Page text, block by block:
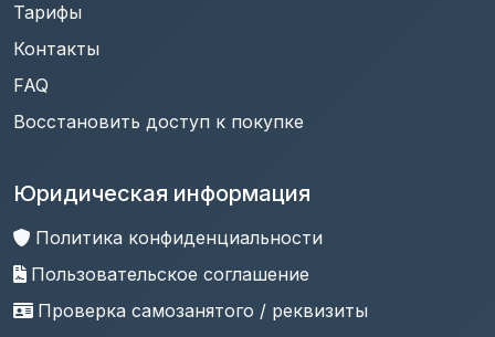
Тарифы
Контакты
FAQ
Восстановить доступ к покупке
Юридическая информация
Политика конфиденциальности
Пользовательское соглашение
Проверка самозанятого / реквизиты